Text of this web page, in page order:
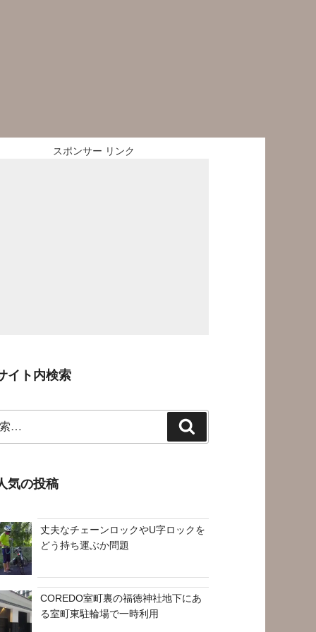
スポンサー リンク
イト内検索
索
気の投稿
丈夫なチェーンロックやU字ロックを
どう持ち運ぶか問題
COREDO室町裏の福徳神社地下にあ
る室町東駐輪場で一時利用